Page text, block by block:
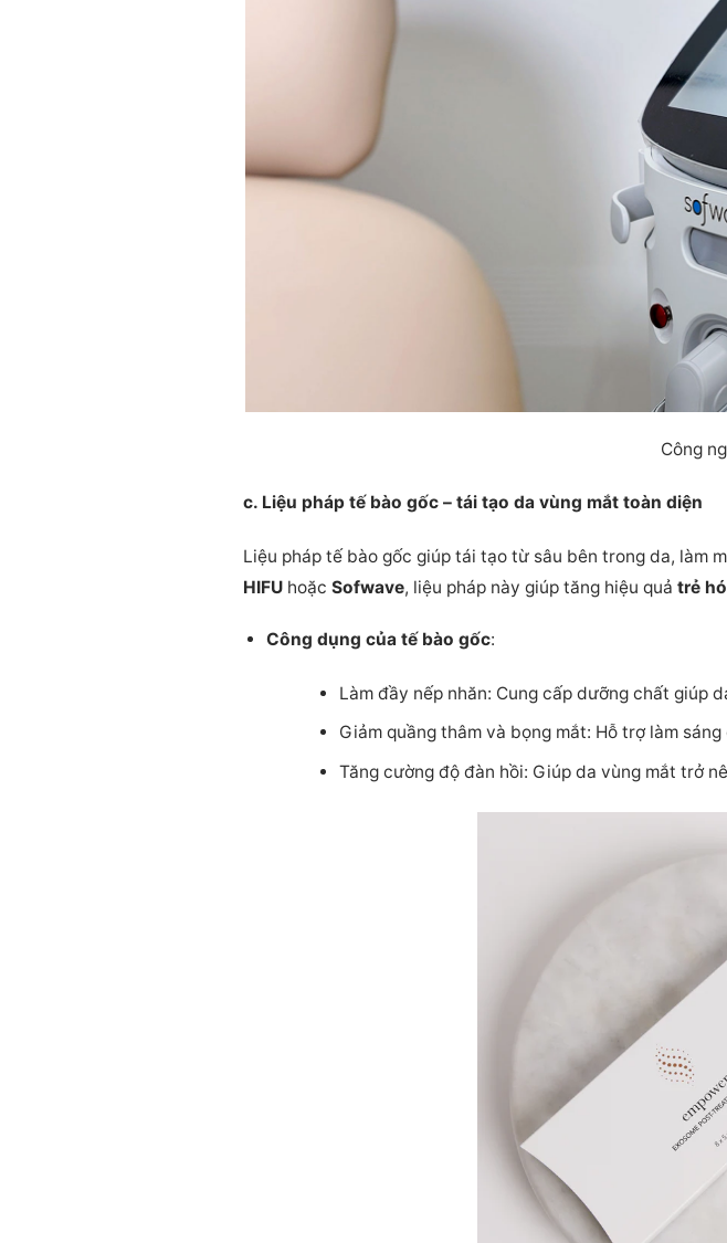
Công
c. Liệu pháp tế bào gốc – tái tạo da vùng mắt toàn diện
Liệu pháp tế bào gốc giúp tái tạo từ sâu bên trong da, làm
HIFU hoặcSofwave, liệu pháp này giúp tăng hiệu quảtrẻ
Công dụng của tế bào gốc:
Làm đầy nếp nhăn: Cung cấp dưỡng chất giúp
Giảm quầng thâm và bọng mắt: Hỗ trợ làm
Tăng cường độ đàn hồi: Giúp da vùng mắt trở